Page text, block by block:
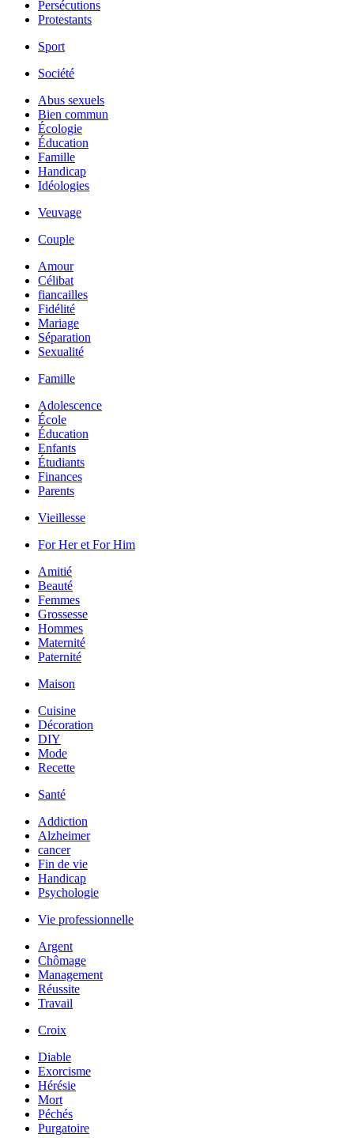
Persécutions
Protestants
Sport
Société
Abus sexuels
Bien commun
Écologie
Éducation
Famille
Handicap
Idéologies
Veuvage
Couple
Amour
Célibat
fiancailles
Fidélité
Mariage
Séparation
Sexualité
Famille
Adolescence
École
Éducation
Enfants
Étudiants
Finances
Parents
Vieillesse
For Her et For Him
Amitié
Beauté
Femmes
Grossesse
Hommes
Maternité
Paternité
Maison
Cuisine
Décoration
DIY
Mode
Recette
Santé
Addiction
Alzheimer
cancer
Fin de vie
Handicap
Psychologie
Vie professionnelle
Argent
Chômage
Management
Réussite
Travail
Croix
Diable
Exorcisme
Hérésie
Mort
Péchés
Purgatoire